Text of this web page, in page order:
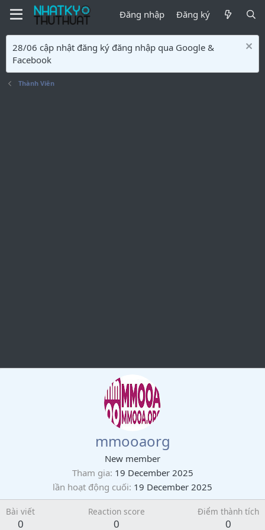
Đăng nhập Đăng ký
28/06 cập nhật đăng ký đăng nhập qua Google &
Facebook
Thành Viên
mmooaorg
New member
Tham gia 19 December 2025
lần hoạt động cuối 19 December 2025
Bài viết
0
Reaction score
0
Điểm thành tích
0